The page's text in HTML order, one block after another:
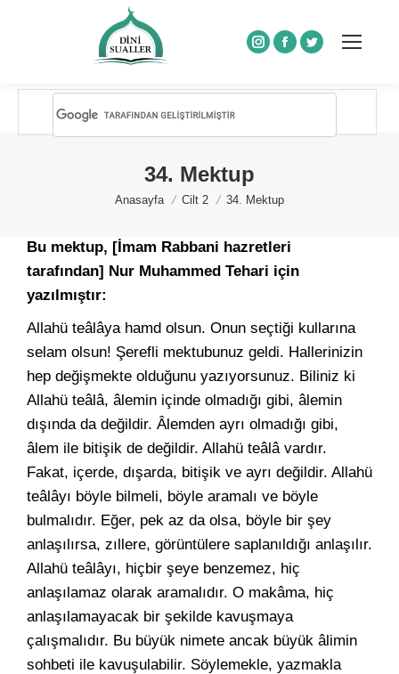
Instagram
Facebook
Twitter
34. Mektup
You are here:
Anasayfa Cilt 2 34. Mektup
Bu mektup, [İmam Rabbani hazretleri
tarafından] Nur Muhammed Tehari için
yazılmıştır:
Allahü teâlâya hamd olsun. Onun seçtiği kullarına
selam olsun! Şerefli mektubunuz geldi. Hallerinizin
hep değişmekte olduğunu yazıyorsunuz. Biliniz ki
Allahü teâlâ, âlemin içinde olmadığı gibi, âlemin
dışında da değildir. Âlemden ayrı olmadığı gibi,
âlem ile bitişik de değildir. Allahü teâlâ vardır.
Fakat, içerde, dışarda, bitişik ve ayrı değildir. Allahü
teâlâyı böyle bilmeli, böyle aramalı ve böyle
bulmalıdır. Eğer, pek az da olsa, böyle bir şey
anlaşılırsa, zıllere, görüntülere saplanıldığı anlaşılır.
Allahü teâlâyı, hiçbir şeye benzemez, hiç
anlaşılamaz olarak aramalıdır. O makâma, hiç
anlaşılamayacak bir şekilde kavuşmaya
çalışmalıdır. Bu büyük nimete ancak büyük âlimin
sohbeti ile kavuşulabilir. Söylemekle, yazmakla